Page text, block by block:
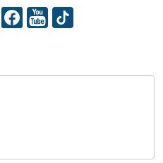
Kết nối công nghệ
Sống chung với biến đổi